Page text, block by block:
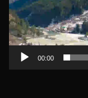
00:00